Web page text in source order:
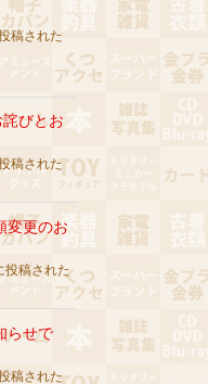
稿された
びとお
稿された
変更のお
投稿された
らせで
稿された